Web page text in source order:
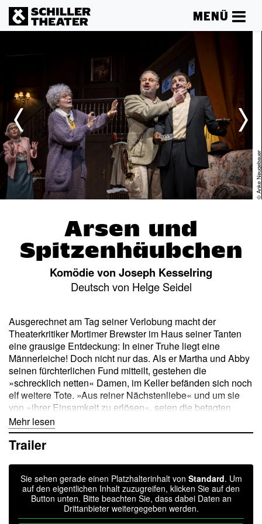
MENÜ
© Anke Neugebauer
Arsen und
Spitzenhäubchen
Komödie von Joseph Kesselring
Deutsch von Helge Seidel
Ausgerechnet am Tag seiner Verlobung macht der
Theaterkritiker Mortimer Brewster im Haus seiner Tanten
eine grausige Entdeckung: In einer Truhe liegt eine
Männerleiche! Doch nicht nur das. Als er Martha und Abby
seinen fürchterlichen Fund mitteilt, gestehen die
»schrecklich netten« Damen, im Keller befänden sich noch
elf weitere Tote. »Aus reiner Nächstenliebe« und um sie
von »ihrer Einsamkeit zu erlösen«, seien die betagten
Junggesellen ins Jenseits befördert und ordnungsgemäß
begraben worden. Mortimer gerät in Panik und kann um
Haaresbreite einen weiteren Mord verhindern. Von nun an
unbescholten davonkommen. Gar nicht so einfach, wenn
die Polizei im Haus ein und aus geht und der Pfarrer –
Mortimers künftiger Schwiegervater – im Nachbarhaus vis
à vis wohnt. Als wäre das nicht schon genug, taucht
plötzlich sein verschollen geglaubter Bruder Jonathan auf.
Mehr lesen
Trailer
Sie sehen gerade einen Platzhalterinhalt von Standard. Um
auf den eigentlichen Inhalt zuzugreifen, klicken Sie auf den
Button unten. Bitte beachten Sie, dass dabei Daten an
Drittanbieter weitergegeben werden.